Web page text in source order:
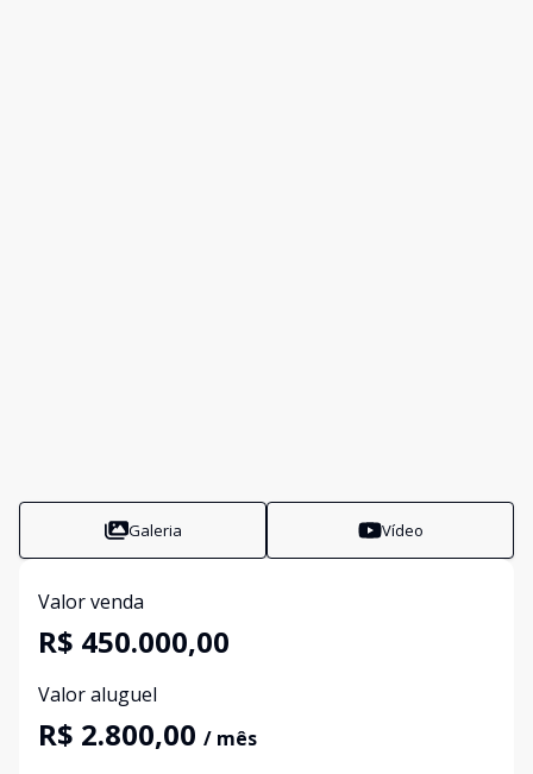
Galeria Vídeo
Valor venda
R$ 450.000,00
Valor aluguel
R$ 2.800,00 / mês